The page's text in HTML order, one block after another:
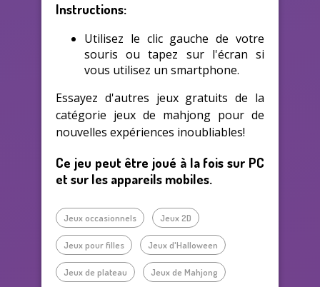
Instructions:
Utilisez le clic gauche de votre
souris ou tapez sur l'écran si
vous utilisez un smartphone.
Essayez d'autres jeux gratuits de la
catégorie jeux de mahjong pour de
nouvelles expériences inoubliables!
Ce jeu peut être joué à la fois sur PC
et sur les appareils mobiles.
Jeux occasionnels Jeux 2D
Jeux pour filles Jeux d'Halloween
Jeux de plateau Jeux de Mahjong